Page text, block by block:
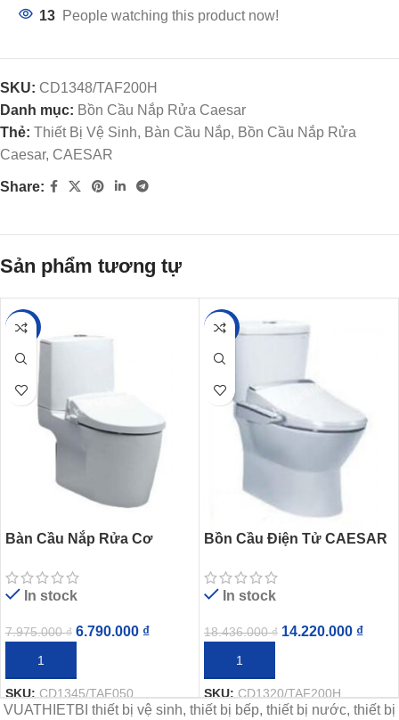
13 People watching this product now!
SKU: CD1348/TAF200H
Danh mục: Bồn Cầu Nắp Rửa Caesar
Thẻ: Thiết Bị Vệ Sinh, Bàn Cầu Nắp, Bồn Cầu Nắp Rửa
Caesar, CAESAR
Share:
Sản phẩm tương tự
-15%
Bàn Cầu Nắp Rửa Cơ
Khối
In stock
7.975.000₫ 6.790.000 ₫
THÊM VÀO GIỎ HÀNG
SKU:CD1345/TAF050
-23%
Bồn Cầu Điện Tử CAESAR
In stock
18.436.000₫ 14.220.000 ₫
THÊM VÀO GIỎ HÀNG
SKU:CD1320/TAF200H
VUATHIETBI thiết bị vệ sinh, thiết bị bếp, thiết bị nước, thiết bị